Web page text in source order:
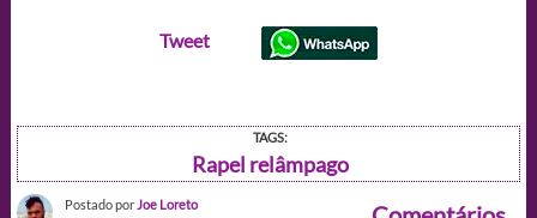
Tweet
TAGS:
Rapel relâmpago
Postado por Joe Loreto